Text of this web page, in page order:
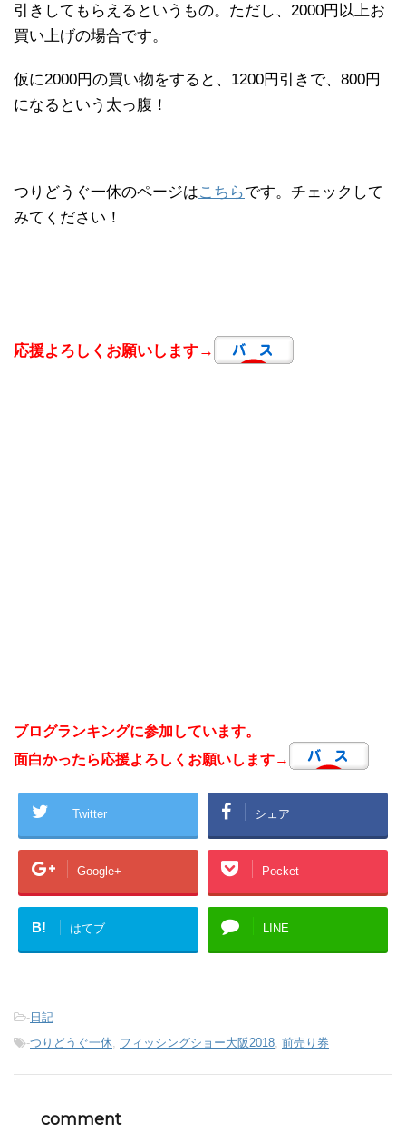
引きしてもらえるというもの。ただし、2000円以上お
買い上げの場合です。
仮に2000円の買い物をすると、1200円引きで、800円
になるという太っ腹！
つりどうぐ一休のページはこちらです。チェックして
みてください！
応援よろしくお願いします→
ブログランキングに参加しています。
面白かったら応援よろしくお願いします→
Twitter シェア
Google+ Pocket
B! はてブ LINE
-日記
-つりどうぐ一休 フィッシングショー大阪2018 前売り券
comment